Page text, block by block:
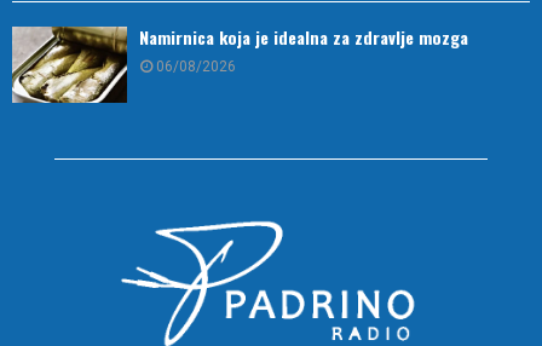
Namirnica koja je idealna za zdravlje mozga
06/08/2026